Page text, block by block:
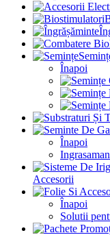
Înapoi
Înapoi
Accesorii
Înapoi
Solutii